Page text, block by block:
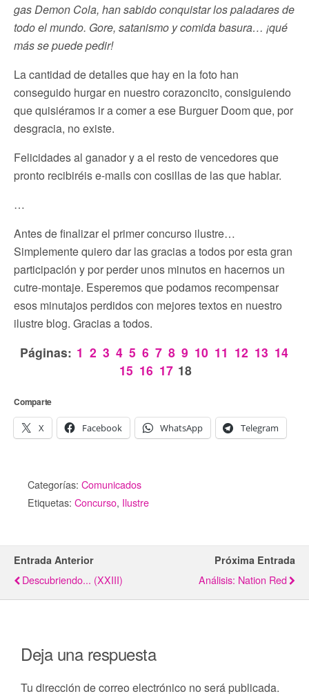
gas Demon Cola, han sabido conquistar los paladares de
todo el mundo. Gore, satanismo y comida basura… ¡qué
más se puede pedir!
La cantidad de detalles que hay en la foto han
conseguido hurgar en nuestro corazoncito, consiguiendo
que quisiéramos ir a comer a ese Burguer Doom que, por
desgracia, no existe.
Felicidades al ganador y a el resto de vencedores que
pronto recibiréis e-mails con cosillas de las que hablar.
…
Antes de finalizar el primer concurso ilustre…
Simplemente quiero dar las gracias a todos por esta gran
participación y por perder unos minutos en hacernos un
cutre-montaje. Esperemos que podamos recompensar
esos minutajos perdidos con mejores textos en nuestro
ilustre blog. Gracias a todos.
Páginas: 1 2 3 4 5 6 7 8 9 10 11 12 13 14
15 16 17 18
Comparte
X Facebook WhatsApp Telegram
Categorías: Comunicados
Etiquetas: Concurso, Ilustre
Entrada Anterior
Descubriendo... (XXIII)
Próxima Entrada
Análisis: Nation Red
Deja una respuesta
Tu dirección de correo electrónico no será publicada.